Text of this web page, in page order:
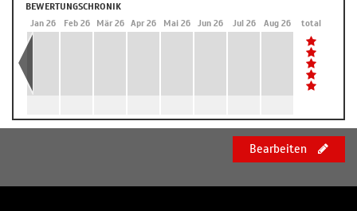
BEWERTUNGSCHRONIK
Jan 26 Feb 26 Mär 26 Apr 26 Mai 26 Jun 26 Jul 26 Aug 26 total
Bearbeiten